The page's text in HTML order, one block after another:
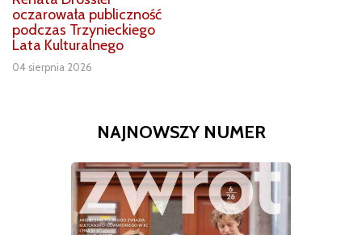
oczarowała publiczność
podczas Trzynieckiego
Lata Kulturalnego
04 sierpnia 2026
NAJNOWSZY NUMER